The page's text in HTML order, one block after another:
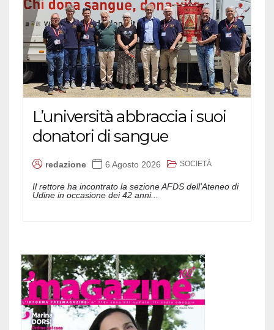
L’università abbraccia i suoi
donatori di sangue
redazione 6 Agosto 2026 SOCIETÀ
Il rettore ha incontrato la sezione AFDS dell'Ateneo di
Udine in occasione dei 42 anni...